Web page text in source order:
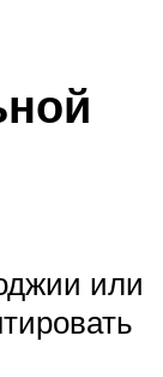
или